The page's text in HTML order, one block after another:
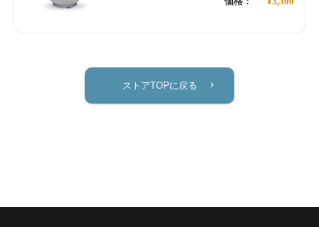
ストアTOPに戻る